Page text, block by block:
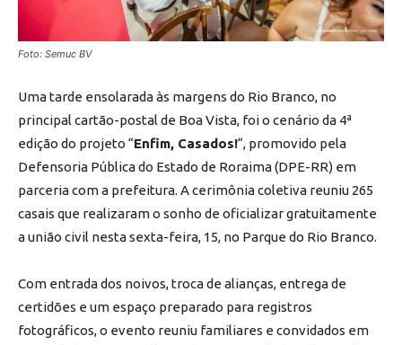
Foto: Semuc BV
Uma tarde ensolarada às margens do Rio Branco, no
principal cartão-postal de Boa Vista, foi o cenário da 4ª
edição do projeto “Enfim, Casados!“, promovido pela
Defensoria Pública do Estado de Roraima (DPE-RR) em
parceria com a prefeitura. A cerimônia coletiva reuniu 265
casais que realizaram o sonho de oficializar gratuitamente
a união civil nesta sexta-feira, 15, no Parque do Rio Branco.
Com entrada dos noivos, troca de alianças, entrega de
certidões e um espaço preparado para registros
fotográficos, o evento reuniu familiares e convidados em